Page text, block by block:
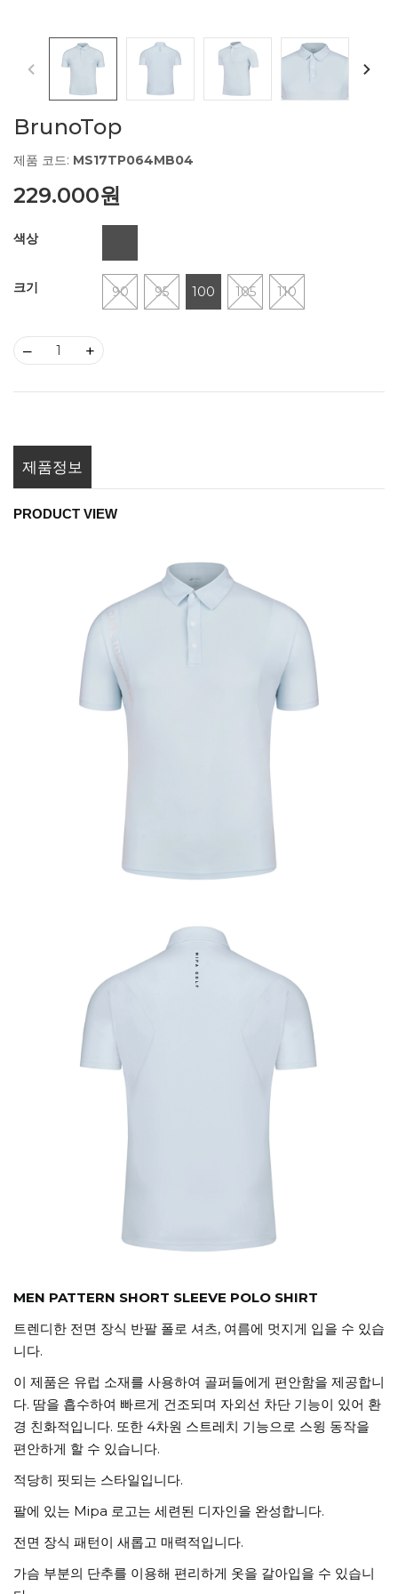
BrunoTop
제품 코드: MS17TP064MB04
229.000원
색상
크기 90 95 100 105 110
– +
제품정보
PRODUCT VIEW
MEN PATTERN SHORT SLEEVE POLO SHIRT
트렌디한 전면 장식 반팔 폴로 셔츠, 여름에 멋지게 입을 수 있습
니다.
이 제품은 유럽 소재를 사용하여 골퍼들에게 편안함을 제공합니
다. 땀을 흡수하여 빠르게 건조되며 자외선 차단 기능이 있어 환
경 친화적입니다. 또한 4차원 스트레치 기능으로 스윙 동작을
편안하게 할 수 있습니다.
적당히 핏되는 스타일입니다.
팔에 있는 Mipa 로고는 세련된 디자인을 완성합니다.
전면 장식 패턴이 새롭고 매력적입니다.
가슴 부분의 단추를 이용해 편리하게 옷을 갈아입을 수 있습니